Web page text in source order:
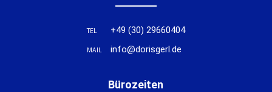
TEL +49 (30) 29660404
MAIL info@dorisgerl.de
Bürozeiten